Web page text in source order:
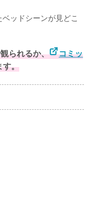
ッドシーンが見どこ
られるか、
コミッ
す。